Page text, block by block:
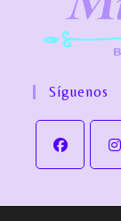
Síguenos